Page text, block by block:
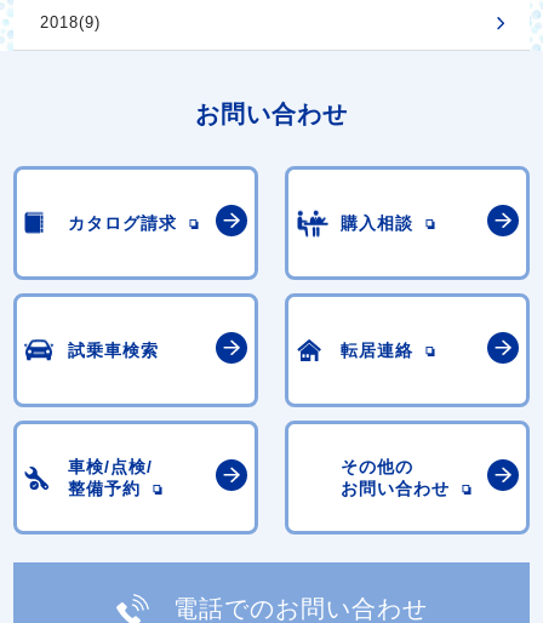
2018(9)
お問い合わせ
カタログ請求 購入相談
試乗車検索 転居連絡
車検/点検/
整備予約
その他の
お問い合わせ
電話でのお問い合わせ